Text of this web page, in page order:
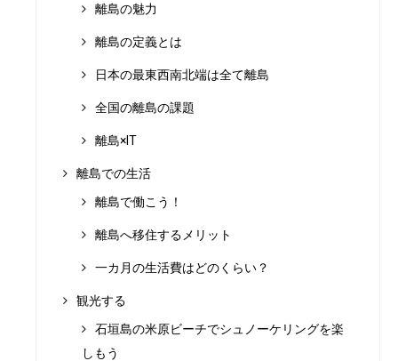
離島の魅力
離島の定義とは
日本の最東西南北端は全て離島
全国の離島の課題
離島×IT
離島での生活
離島で働こう！
離島へ移住するメリット
一カ月の生活費はどのくらい？
観光する
石垣島の米原ビーチでシュノーケリングを楽
しもう